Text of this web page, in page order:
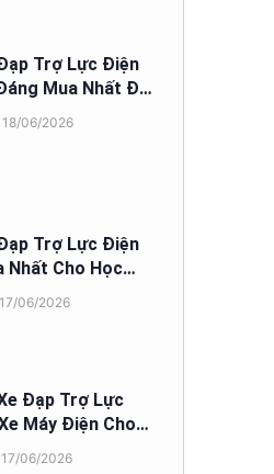
Trợ Lực Điện
Mua Nhất Để
xe buýt
18/06/2026
Trợ Lực Điện
Nhất Cho Học
17/06/2026
Đạp Trợ Lực
Máy Điện Cho
17/06/2026